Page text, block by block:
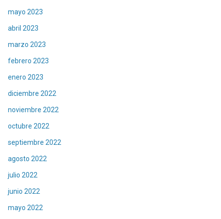
mayo 2023
abril 2023
marzo 2023
febrero 2023
enero 2023
diciembre 2022
noviembre 2022
octubre 2022
septiembre 2022
agosto 2022
julio 2022
junio 2022
mayo 2022